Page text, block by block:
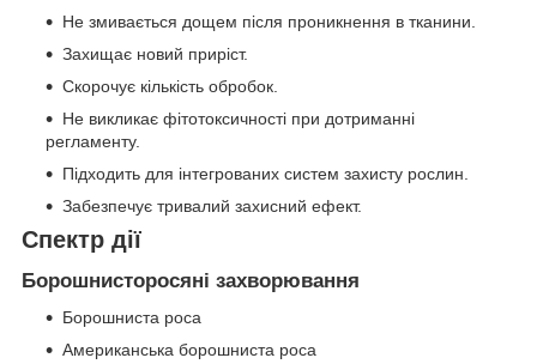
Не змивається дощем після проникнення в тканини.
Захищає новий приріст.
Скорочує кількість обробок.
Не викликає фітотоксичності при дотриманні
регламенту.
Підходить для інтегрованих систем захисту рослин.
Забезпечує тривалий захисний ефект.
Спектр дії
Борошнисторосяні захворювання
Борошниста роса
Американська борошниста роса